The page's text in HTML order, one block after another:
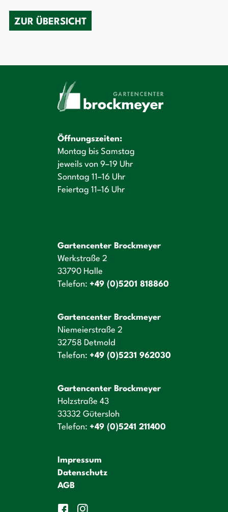
ZUR ÜBERSICHT
Öffnungszeiten:
Montag bis Samstag
jeweils von 9–19 Uhr
Sonntag 11–16 Uhr
Feiertag 11–16 Uhr
Gartencenter Brockmeyer
Werkstraße 2
33790 Halle
Telefon: +49 (0)5201 818860
Gartencenter Brockmeyer
Niemeierstraße 2
32758 Detmold
Telefon: +49 (0)5231 962030
Gartencenter Brockmeyer
Holzstraße 43
33332 Gütersloh
Telefon: +49 (0)5241 211400
Impressum
Datenschutz
AGB